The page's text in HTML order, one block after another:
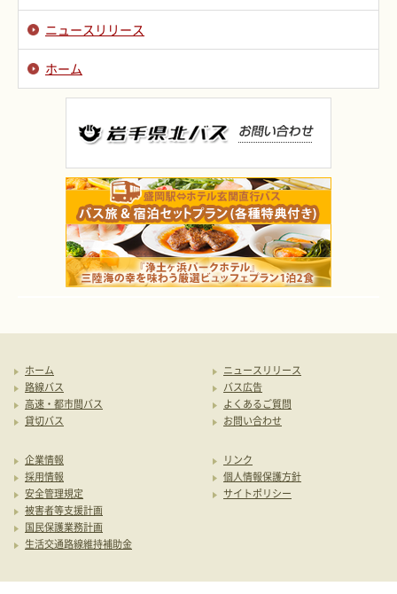
ニュースリリース
ホーム
ホーム
路線バス
高速・都市間バス
貸切バス
ニュースリリース
バス広告
よくあるご質問
お問い合わせ
企業情報
採用情報
安全管理規定
被害者等支援計画
国民保護業務計画
生活交通路線維持補助金
リンク
個人情報保護方針
サイトポリシー